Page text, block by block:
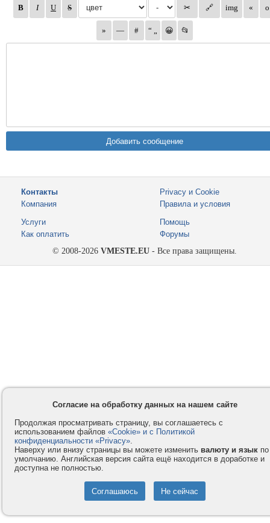
Контакты
Компания
Privacy и Cookie
Правила и условия
Услуги
Как оплатить
Помощь
Форумы
© 2008-2026 VMESTE.EU - Все права защищены.
Согласие на обработку данных на нашем сайте
Продолжая просматривать страницу, вы соглашаетесь с
использованием файлов «Cookie» и с Политикой
конфиденциальности «Privacy».
Наверху или внизу страницы вы можете изменить валюту и язык по
умолчанию. Английская версия сайта ещё находится в доработке и
доступна не полностью.